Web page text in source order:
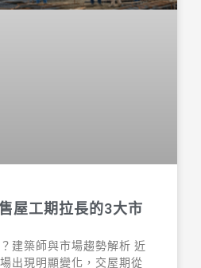
屋工期拉長的3大市
建築師與市場趨勢解析 近
出現明顯變化，交屋期從